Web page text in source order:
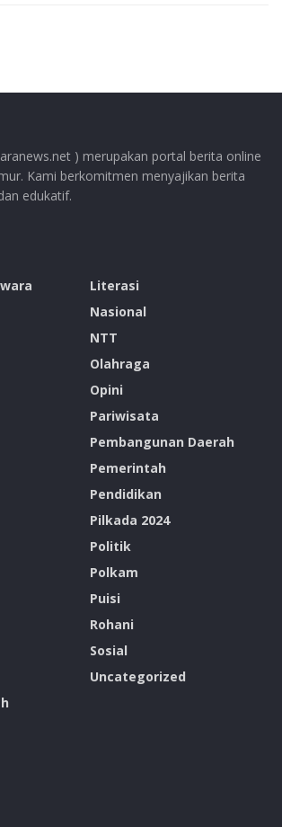
) merupakan portal berita online
Kami berkomitmen menyajikan berita
edukatif.
Literasi
Nasional
NTT
Olahraga
Opini
Pariwisata
Pembangunan Daerah
Pemerintah
Pendidikan
Pilkada 2024
Politik
Polkam
Puisi
Rohani
Sosial
Uncategorized